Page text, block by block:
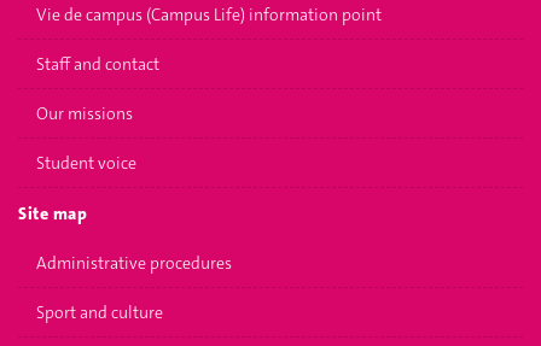
Vie de campus (Campus Life) information point
Staff and contact
Our missions
Student voice
Site map
Administrative procedures
Sport and culture